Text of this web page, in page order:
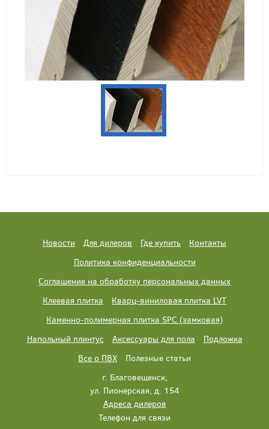
Новости Для дилеров Где купить
Контакты
Политика конфиденциальности
Соглашение на обработку персональных данных
Клеевая плитка
Кварц-виниловая плитка LVT
Каменно-полимерная плитка SPC (замковая)
Напольный плинтус
Аксессуары для пола
Подложка
Все о ПВХ
Полезные статьи
г. Благовещенск,
ул. Пионерская, д. 154
Адреса дилеров
Телефон для связи